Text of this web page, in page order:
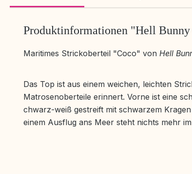
Produktinformationen "Hell
Maritimes Strickoberteil "Coco" von Hell
Das Top ist aus einem weichen, leichten
Matrosenoberteile erinnert. Vorne ist eine
chwarz-weiß gestreift mit schwarzem
einem Ausflug ans Meer steht nichts mehr im